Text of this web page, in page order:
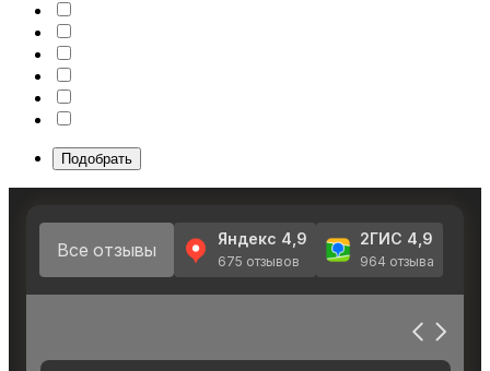
Подобрать